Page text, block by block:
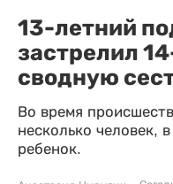
13-летний
застрелил
сводную
Во время
несколько человек,
ребенок.